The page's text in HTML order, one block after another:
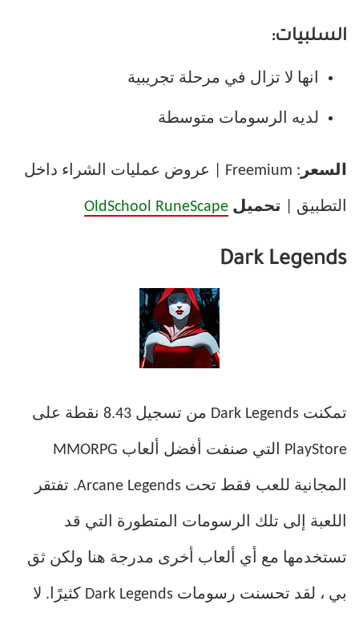
السلبيات:
انها لا تزال في مرحلة تجريبية
لديه الرسومات متوسطة
السعر : Freemium | عروض عمليات الشراء داخل
التطبيق | تحميل OldSchool RuneScape
Dark Legends
تمكنت Dark Legends من تسجيل 8.43 نقطة على
PlayStore التي صنفت أفضل ألعاب MMORPG
المجانية للعب فقط تحت Arcane Legends. تفتقر
اللعبة إلى تلك الرسومات المتطورة التي قد
تستخدمها مع أي ألعاب أخرى مدرجة هنا ولكن ثق
بي ، لقد تحسنت رسومات Dark Legends كثيرًا. لا